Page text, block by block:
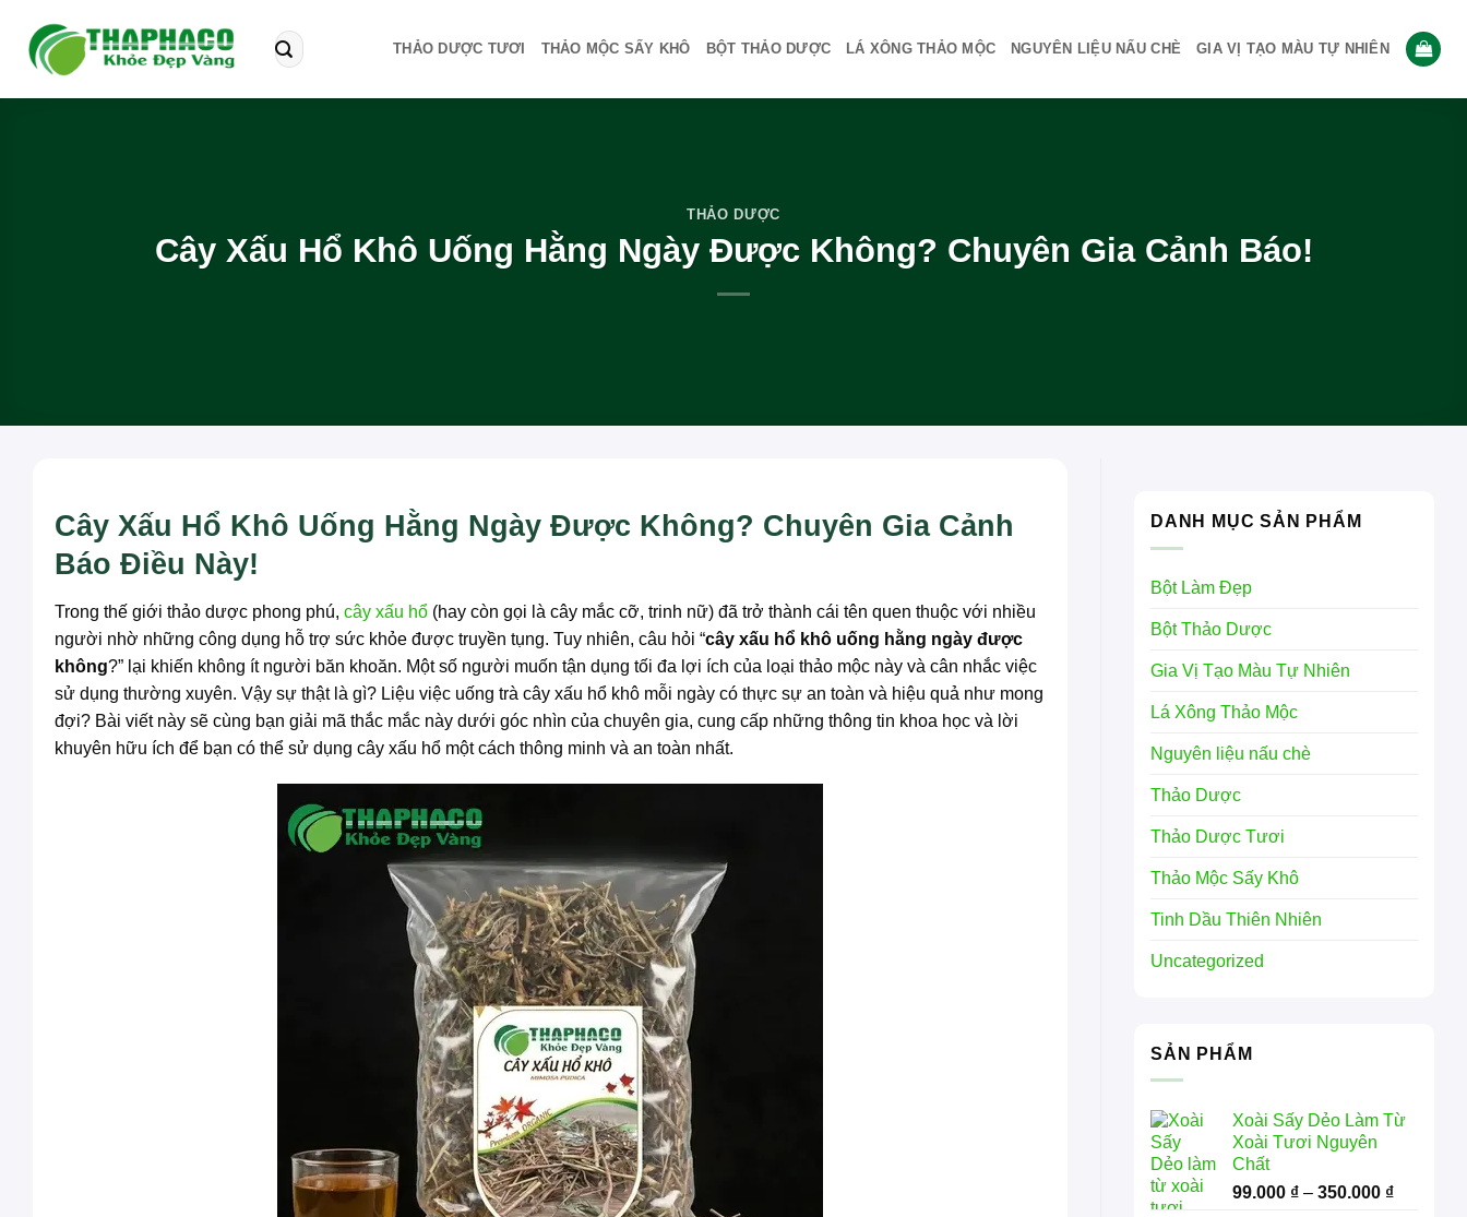
dung
Tìm
kiếm:
THẢO DƯỢC TƯƠI THẢO MỘC SẤY KHÔ BỘT THẢO DƯỢC LÁ XÔNG THẢO MỘC NGUYÊN LIỆU NẤU CHÈ GIA VỊ TẠO MÀU TỰ NHIÊN
THẢO DƯỢC
Cây Xấu Hổ Khô Uống Hằng Ngày Được Không? Chuyên Gia Cảnh Báo!
Cây Xấu Hổ Khô Uống Hằng Ngày Được Không? Chuyên Gia Cảnh
Báo Điều Này!
Trong thế giới thảo dược phong phú, cây xấu hổ (hay còn gọi là cây mắc cỡ, trinh nữ) đã trở thành cái tên quen thuộc với nhiều
người nhờ những công dụng hỗ trợ sức khỏe được truyền tụng. Tuy nhiên, câu hỏi “cây xấu hổ khô uống hằng ngày được
không?” lại khiến không ít người băn khoăn. Một số người muốn tận dụng tối đa lợi ích của loại thảo mộc này và cân nhắc việc
sử dụng thường xuyên. Vậy sự thật là gì? Liệu việc uống trà cây xấu hổ khô mỗi ngày có thực sự an toàn và hiệu quả như mong
đợi? Bài viết này sẽ cùng bạn giải mã thắc mắc này dưới góc nhìn của chuyên gia, cung cấp những thông tin khoa học và lời
khuyên hữu ích để bạn có thể sử dụng cây xấu hổ một cách thông minh và an toàn nhất.
DANH MỤC SẢN PHẨM
Bột Làm Đẹp
Bột Thảo Dược
Gia Vị Tạo Màu Tự Nhiên
Lá Xông Thảo Mộc
Nguyên liệu nấu chè
Thảo Dược
Thảo Dược Tươi
Thảo Mộc Sấy Khô
Tinh Dầu Thiên Nhiên
Uncategorized
SẢN PHẨM
Xoài Sấy Dẻo Làm Từ
Xoài Tươi Nguyên
Chất
99.000 ₫ – 350.000 ₫Khoảng